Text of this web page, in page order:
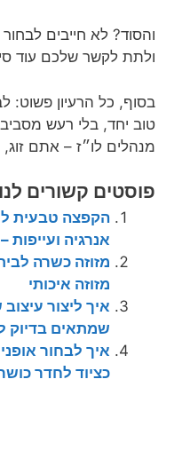
והסוד? לא חייבים
ולתת לקשר שלכם עוד
בסוף, כל הרעיון פשוט:
טוב יחד, בלי רעש
מנהלים לו״ז – אתם
פוסטים קשורים
הקפצה טבעית
אנרגיה
מזוזה כשרה
מזוזה איכותי
איך ליצור
שמתאים בדיוק
איך לבחור
כציוד לחדר